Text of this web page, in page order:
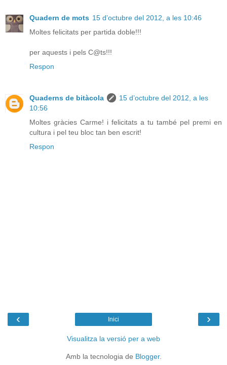
Quadern de mots 15 d’octubre del 2012, a les 10:46
Moltes felicitats per partida doble!!!
per aquests i pels C@ts!!!
Respon
Quaderns de bitàcola
15 d’octubre del 2012, a les
10:56
Moltes gràcies Carme! i felicitats a tu també pel premi en
cultura i pel teu bloc tan ben escrit!
Respon
‹ ›
Inici
Visualitza la versió per a web
Amb la tecnologia de Blogger.